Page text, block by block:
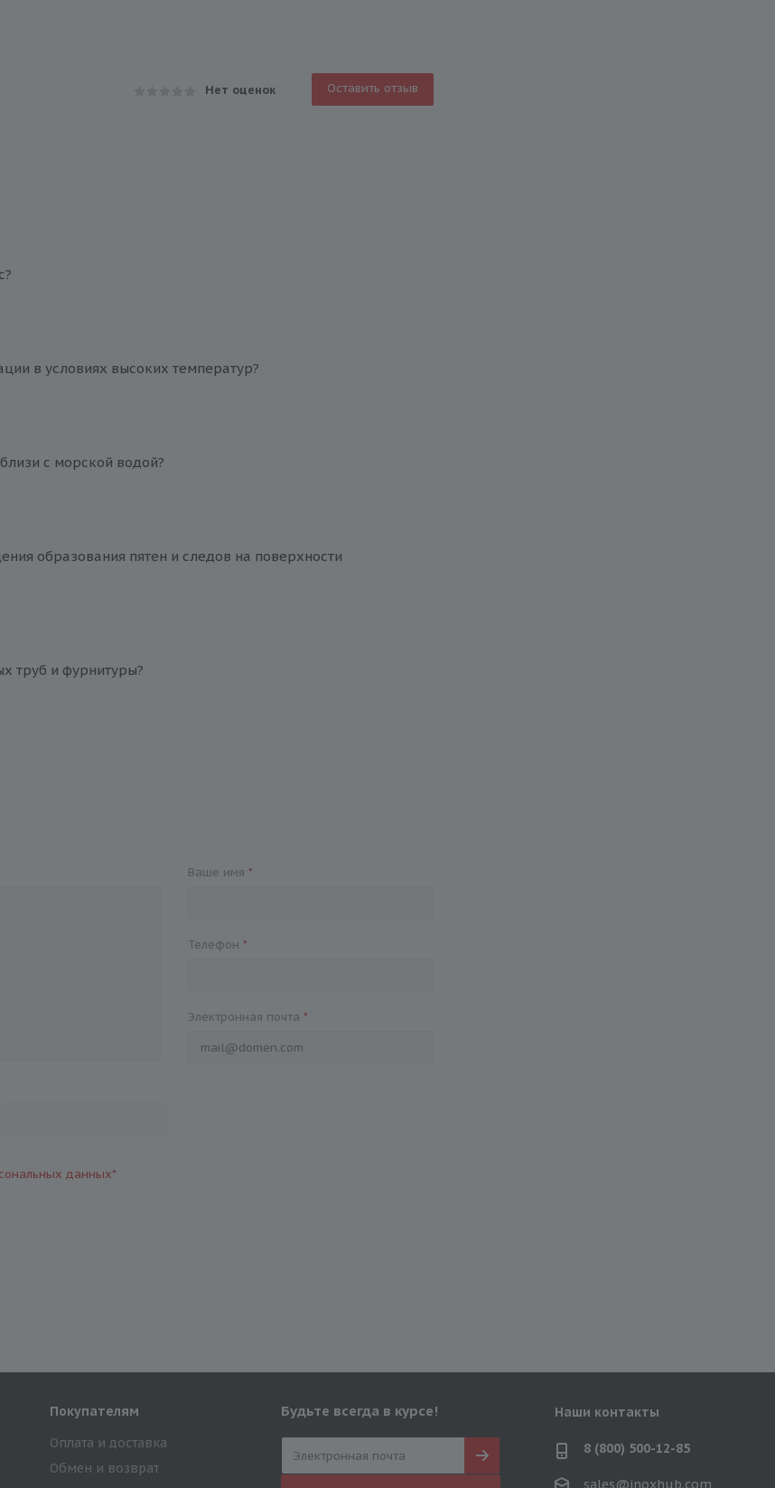
Нет оценок Оставить отзыв
в условиях высоких температур?
с морской водой?
образования пятен и следов на поверхности
труб и фурнитуры?
Ваше имя *
Телефон *
Электронная почта *
данных*
Покупателям
Оплата и доставка
Обмен и возврат
Будьте всегда в курсе! Наши контакты
8 (800) 500-12-85
sales@inoxhub.com